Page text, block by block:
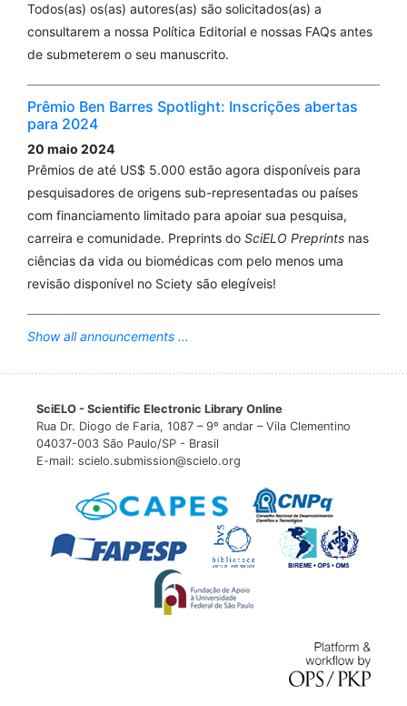
Todos(as) os(as) autores(as) são solicitados(as) a
consultarem a nossa Política Editorial e nossas FAQs antes
de submeterem o seu manuscrito.
Prêmio Ben Barres Spotlight: Inscrições abertas
para 2024
20 maio 2024
Prêmios de até US$ 5.000 estão agora disponíveis para
pesquisadores de origens sub-representadas ou países
com financiamento limitado para apoiar sua pesquisa,
carreira e comunidade. Preprints do SciELO Preprints nas
ciências da vida ou biomédicas com pelo menos uma
revisão disponível no Sciety são elegíveis!
Show all announcements ...
SciELO - Scientific Electronic Library Online
Rua Dr. Diogo de Faria, 1087 – 9º andar – Vila Clementino
04037-003 São Paulo/SP - Brasil
E-mail: scielo.submission@scielo.org